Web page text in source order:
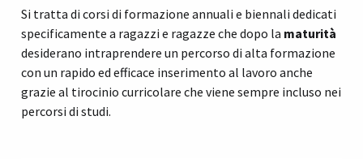
Si tratta di corsi di formazione annuali e biennali dedicati
specificamente a ragazzi e ragazze che dopo la maturità
desiderano intraprendere un percorso di alta formazione
con un rapido ed efficace inserimento al lavoro anche
grazie al tirocinio curricolare che viene sempre incluso nei
percorsi di studi.